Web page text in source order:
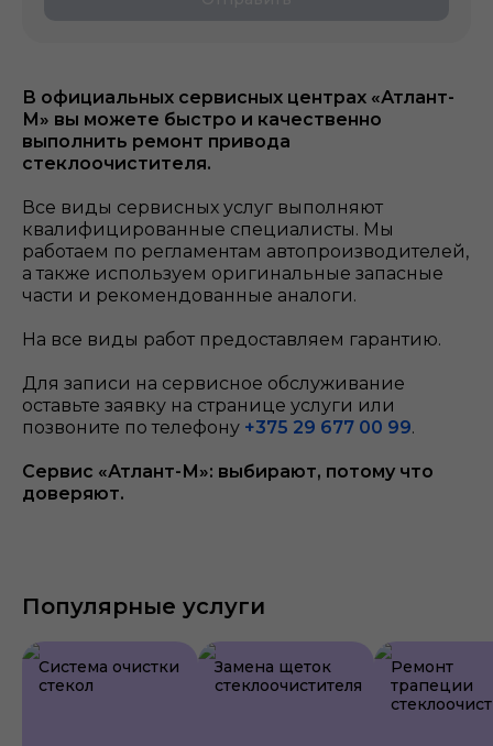
В официальных сервисных центрах «Атлант-
М» вы можете быстро и качественно
выполнить ремонт привода
стеклоочистителя.
Все виды сервисных услуг выполняют
квалифицированные специалисты. Мы
работаем по регламентам автопроизводителей,
а также используем оригинальные запасные
части и рекомендованные аналоги.
На все виды работ предоставляем гарантию.
Для записи на сервисное обслуживание
оставьте заявку на странице услуги или
позвоните по телефону +375 29 677 00 99.
Сервис «Атлант-М»: выбирают, потому что
доверяют.
Популярные услуги
Система очистки
стекол
Замена щеток
стеклоочистителя
Ремонт
трапеции